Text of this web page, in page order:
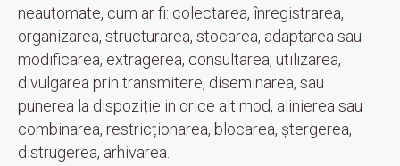
neautomate, cum ar fi: colectarea, înregistrarea,
organizarea, structurarea, stocarea, adaptarea sau
modificarea, extragerea, consultarea, utilizarea,
divulgarea prin transmitere, diseminarea, sau
punerea la dispoziție in orice alt mod, alinierea sau
combinarea, restricționarea, blocarea, ștergerea,
distrugerea, arhivarea.